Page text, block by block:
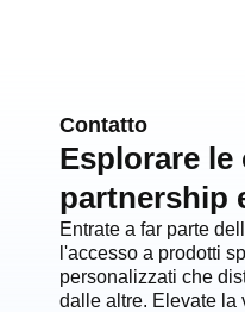
Contatto
Esplorare
partnership
Entrate a far parte
l'accesso a prodotti
personalizzati che
dalle altre. Elevate la